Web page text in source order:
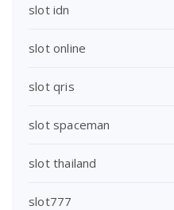
slot idn
slot online
slot qris
slot spaceman
slot thailand
slot777